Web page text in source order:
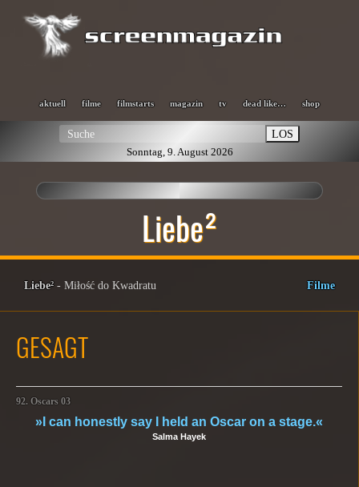
aktuell filme filmstarts magazin tv dead like… shop
LOS
Sonntag, 9. August 2026
Liebe²
Liebe²- Miłość do Kwadratu Filme
GESAGT
92. Oscars 03
»I can honestly say I held an Oscar on a stage.«
Salma Hayek